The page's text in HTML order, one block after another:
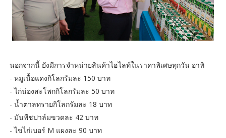
นอกจากนี้ ยังมีการจำหน่ายสินค้าไฮไลท์ในราคาพิเศษทุกวัน อาทิ
- หมูเนื้อแดงกิโลกรัมละ 150 บาท
- ไก่น่องสะโพกกิโลกรัมละ 50 บาท
- น้ำตาลทรายกิโลกรัมละ 18 บาท
- มันพืชปาล์มขวดละ 42 บาท
- ไข่ไก่เบอร์ M แผงละ 90 บาท